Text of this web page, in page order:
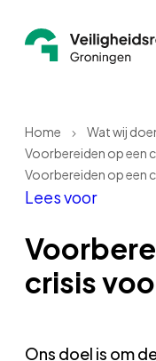
Home
Wat wij
Voorbereiden op een
Voorbereiden op een
Lees voor
crisis
Ons doel is om